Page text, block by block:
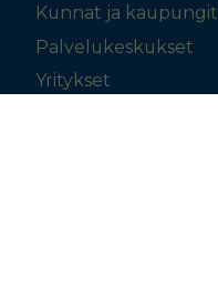
Kunnat ja kaupungit
Palvelukeskukset
Yritykset